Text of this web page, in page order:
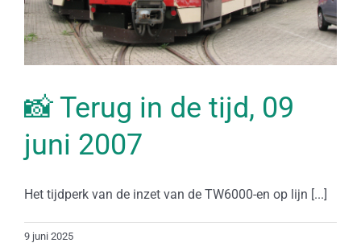
📸 Terug in de tijd, 09
juni 2007
Het tijdperk van de inzet van de TW6000-en op lijn [...]
9 juni 2025